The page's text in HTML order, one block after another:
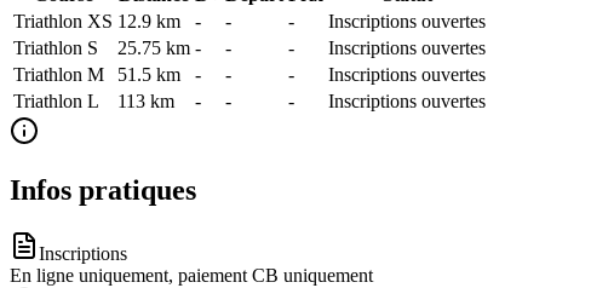
Triathlon XS 12.9 km - - -
Inscriptions ouvertes
Triathlon S
25.75 km - - -
Inscriptions ouvertes
Triathlon M
51.5 km - - -
Inscriptions ouvertes
Triathlon L
113 km - - - Inscriptions ouvertes
Infos pratiques
Inscriptions
En ligne uniquement, paiement CB uniquement